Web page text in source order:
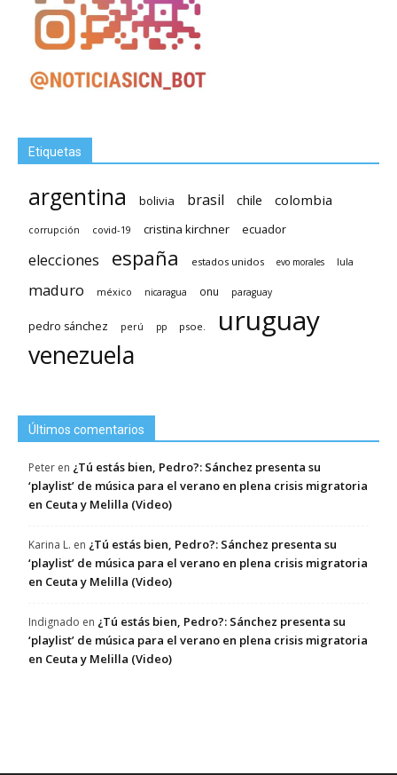
Etiquetas
argentina bolivia brasil chile colombia
corrupción covid-19 cristina kirchner ecuador
elecciones españa estados unidos evo morales lula
maduro méxico nicaragua onu paraguay
pedro sánchez perú pp psoe. uruguay
venezuela
Últimos comentarios
Peter en ¿Tú estás bien, Pedro?: Sánchez presenta su
‘playlist’ de música para el verano en plena crisis migratoria
en Ceuta y Melilla (Video)
Karina L. en ¿Tú estás bien, Pedro?: Sánchez presenta su
‘playlist’ de música para el verano en plena crisis migratoria
en Ceuta y Melilla (Video)
Indignado en ¿Tú estás bien, Pedro?: Sánchez presenta su
‘playlist’ de música para el verano en plena crisis migratoria
en Ceuta y Melilla (Video)